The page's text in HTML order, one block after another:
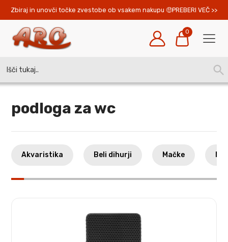
Zbiraj in unovči točke zvestobe ob vsakem nakupu PREBERI VEČ >>
0
for:
podloga za wc
Akvaristika Beli dihurji Mačke